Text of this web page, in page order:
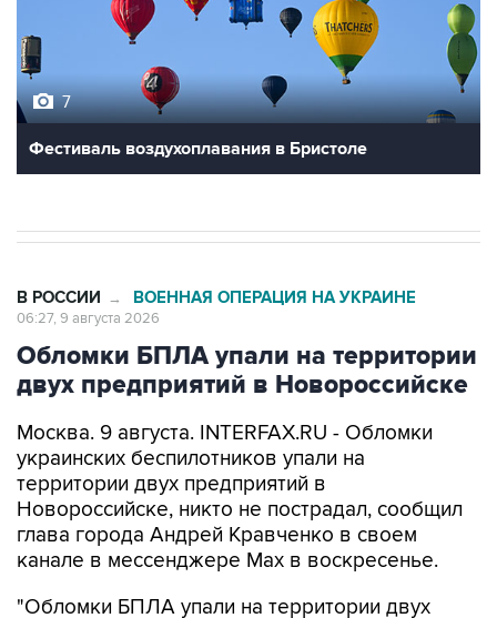
Фестиваль воздухоплавания в Бристоле
Обломки БПЛА упали на территории
двух предприятий в Новороссийске
Москва. 9 августа. INTERFAX.RU - Обломки
территории двух предприятий в
Новороссийске, никто не пострадал, сообщил
глава города Андрей Кравченко в своем
канале в мессенджере Max в воскресенье.
"Обломки БПЛА упали на территории двух
поселке Верхнебаканском. В результате